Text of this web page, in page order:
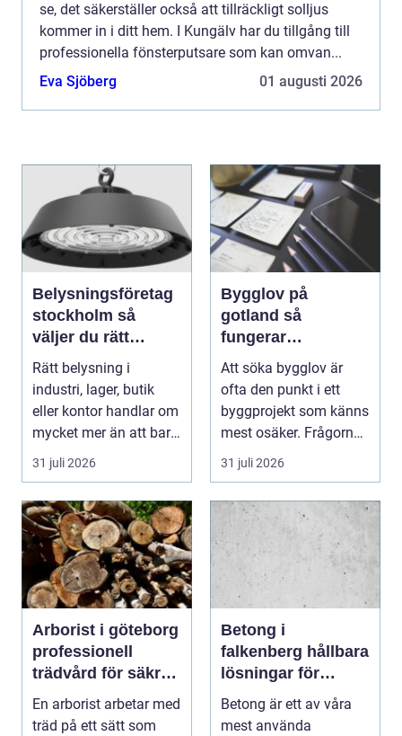
se, det säkerställer också att tillräckligt solljus
kommer in i ditt hem. I Kungälv har du tillgång till
professionella fönsterputsare som kan omvan...
Eva Sjöberg
01 augusti 2026
Belysningsföretag
stockholm så
väljer du rätt
partner för
professionell
ljussättning
Rätt belysning i
industri, lager, butik
eller kontor handlar om
mycket mer än att bara
få det ljust....
31 juli 2026
Bygglov på
gotland så
fungerar
processen från idé
till godkänt beslut
Att söka bygglov är
ofta den punkt i ett
byggprojekt som känns
mest osäker. Frågorna
hopar sig: vilk...
31 juli 2026
Arborist i göteborg
professionell
trädvård för säkra
och friska träd
En arborist arbetar med
träd på ett sätt som
Betong i
falkenberg hållbara
lösningar för
grund, golv och
utemiljö
Betong är ett av våra
mest använda